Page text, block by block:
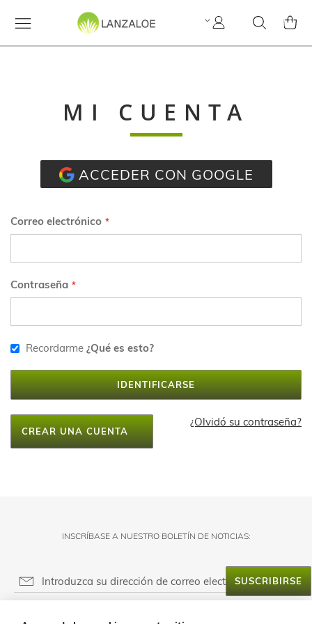
Search
Mi
cuenta
MI
MI CUENTA
ACCEDER CON GOOGLE
Correo electrónico
Contraseña
Recordarme ¿Qué es esto?
IDENTIFICARSE
¿Olvidó su contraseña?
CREAR UNA CUENTA
INSCRÍBASE A NUESTRO BOLETÍN DE NOTICIAS:
SUSCRIBIRSE